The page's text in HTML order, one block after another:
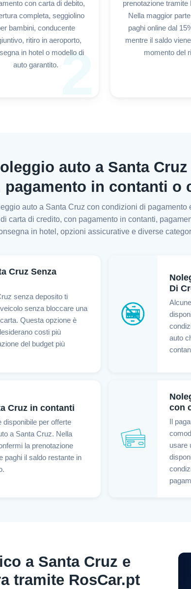
2
con carta di debito,
completa, seggiolino
bambini, conducente
ritiro in aeroporto,
in hotel o modello di
auto garantito.
prenotazione tramite
Nella maggior
paghi online dal
mentre il saldo
momento del
auto a Santa
in contanti o
auto a Santa Cruz con condizioni di
carta di credito, con pagamento in contanti,
in hotel, opzioni assicurative e diverse
Cruz Senza
senza deposito ti
senza bloccare una
Questa opzione è
costi più
del budget più
Di
auto
Cruz in contanti
disponibile per offerte
a Santa Cruz. Nella
la prenotazione
paghi il saldo restante in
con
Il
usare
a Santa Cruz e
tramite RosCar.pt